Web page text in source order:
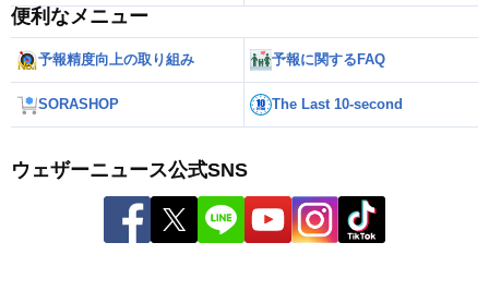
便利なメニュー
予報精度向上の取り組み 予報に関するFAQ
SORASHOP The Last 10-second
ウェザーニュース公式SNS